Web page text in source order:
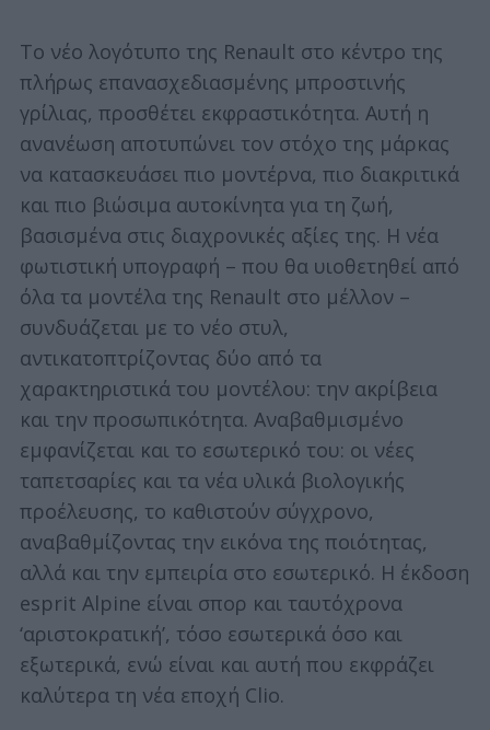
Το νέο λογότυπο της Renault στο κέντρο της
πλήρως επανασχεδιασμένης μπροστινής
γρίλιας, προσθέτει εκφραστικότητα. Αυτή η
ανανέωση αποτυπώνει τον στόχο της μάρκας
να κατασκευάσει πιο μοντέρνα, πιο διακριτικά
και πιο βιώσιμα αυτοκίνητα για τη ζωή,
βασισμένα στις διαχρονικές αξίες της. Η νέα
φωτιστική υπογραφή – που θα υιοθετηθεί από
όλα τα μοντέλα της Renault στο μέλλον –
συνδυάζεται με το νέο στυλ,
αντικατοπτρίζοντας δύο από τα
χαρακτηριστικά του μοντέλου: την ακρίβεια
και την προσωπικότητα. Αναβαθμισμένο
εμφανίζεται και το εσωτερικό του: οι νέες
ταπετσαρίες και τα νέα υλικά βιολογικής
προέλευσης, το καθιστούν σύγχρονο,
αναβαθμίζοντας την εικόνα της ποιότητας,
αλλά και την εμπειρία στο εσωτερικό. Η έκδοση
esprit Alpine είναι σπορ και ταυτόχρονα
‘αριστοκρατική’, τόσο εσωτερικά όσο και
εξωτερικά, ενώ είναι και αυτή που εκφράζει
καλύτερα τη νέα εποχή Clio.